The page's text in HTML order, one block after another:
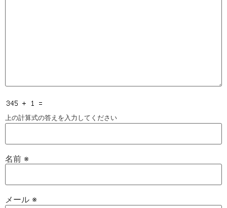
上の計算式の答えを入力してください
名前 ※
メール ※